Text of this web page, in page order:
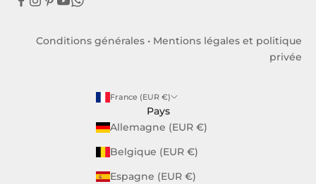
Conditions générales • Mentions légales et politique
privée
France (EUR €)
Pays
Allemagne (EUR €)
Belgique (EUR €)
Espagne (EUR €)